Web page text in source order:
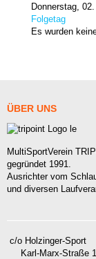
Donnerstag,
Folgetag
Es wurden
ÜBER UNS
MultiSportVerein
gegründet 1991.
Ausrichter vom
und diversen
c/o Holzinger-Sport
Karl-Marx-Straße